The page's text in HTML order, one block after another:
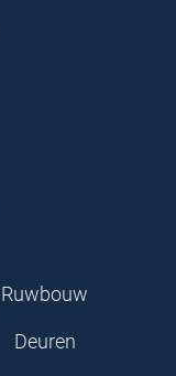
Ruwbouw
Deuren